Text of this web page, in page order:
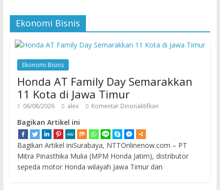
Ekonomi Bisnis
Ekonomi Bisnis
Honda AT Family Day Semarakkan
11 Kota di Jawa Timur
06/08/2026 alex Komentar Dinonaktifkan
Bagikan Artikel ini
Bagikan Artikel iniSurabaya, NTTOnlinenow.com – PT
Mitra Pinasthika Mulia (MPM Honda Jatim), distributor
sepeda motor Honda wilayah Jawa Timur dan